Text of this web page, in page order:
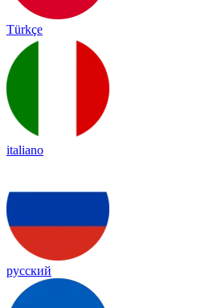
Türkçe
italiano
русский